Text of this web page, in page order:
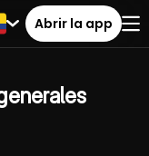
Abrir la app